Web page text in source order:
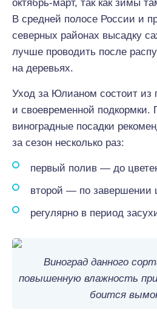
октябрь-март, так как зимы
В средней полосе России и
северных районах высадку
лучше проводить после
на деревьях.
Уход за Юлианом состоит из
и своевременной подкормки.
виноградные посадки
за сезон несколько раз:
первый полив — до
второй — по завершении
регулярно в период
Виноград данного
повышенную влажность при
боится